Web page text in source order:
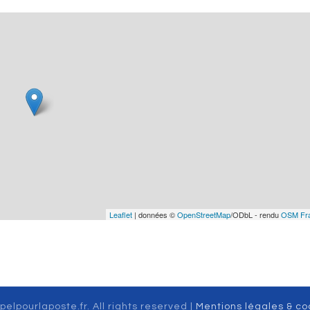
Leaflet | données ©OpenStreetMap/ODbL - renduOSM
All rights reserved | Mentions légales &